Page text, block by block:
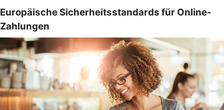
Europäische Sicherheitsstandards für Online-
Zahlungen